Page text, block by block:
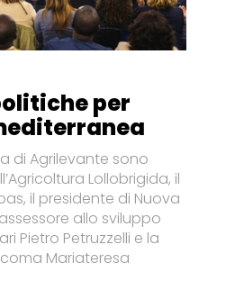
per
di Agrilevante sono
Lollobrigida, il
il presidente di Nuova
allo sviluppo
Pietro Petruzzelli e la
Mariateresa